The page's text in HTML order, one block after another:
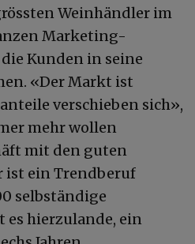
Weinhändler im
Marketing-
Kunden in seine
«Der Markt ist
verschieben sich»,
mehr wollen
mit den guten
ist ein Trendberuf
selbständige
hierzulande, ein